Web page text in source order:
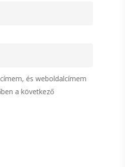
és weboldalcímem
a következő